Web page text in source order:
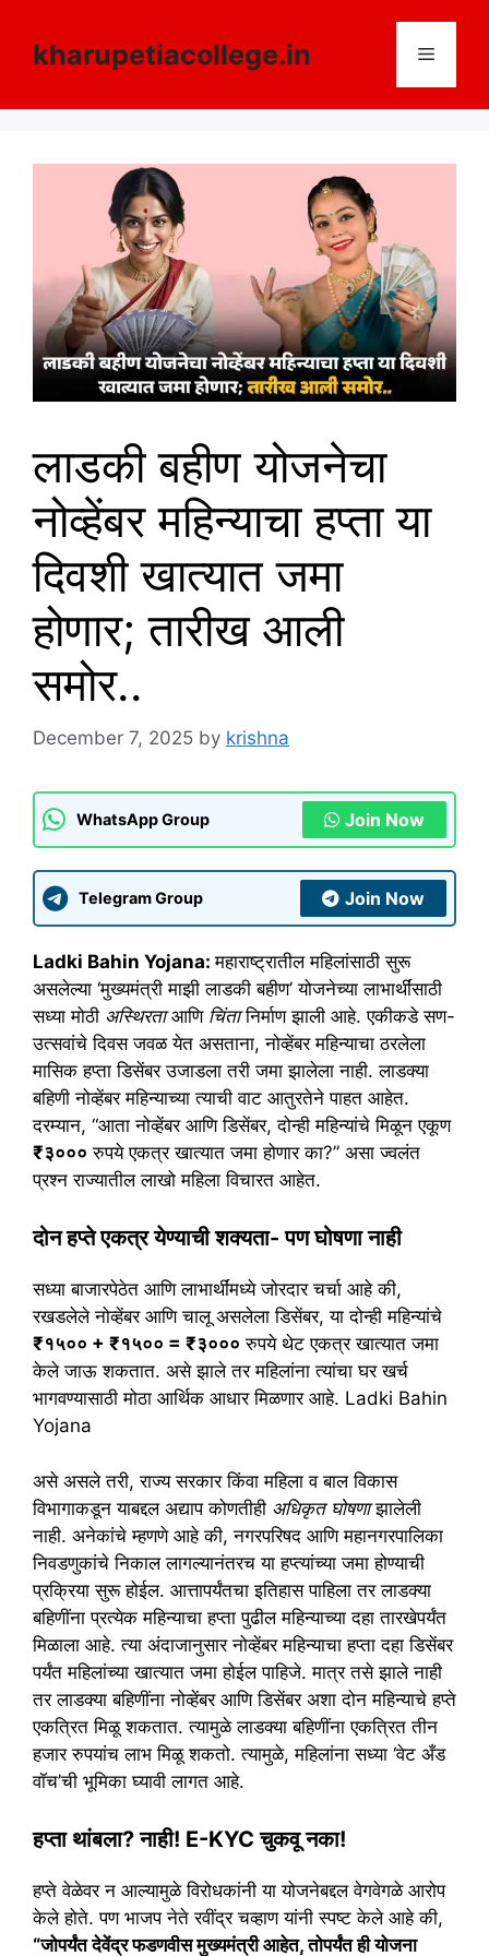
contentkharupetiacollege.in Menu
लाडकी बहीण योजनेचा
नोव्हेंबर महिन्याचा हप्ता या
दिवशी खात्यात जमा
होणार; तारीख आली
समोर..
December 7, 2025 by krishna
WhatsApp Group Join Now
Telegram Group Join Now
Ladki Bahin Yojana:महाराष्ट्रातील महिलांसाठी सुरू
असलेल्या ‘मुख्यमंत्री माझी लाडकी बहीण’ योजनेच्या लाभार्थींसाठी
सध्या मोठी अस्थिरताआणि चिंतानिर्माण झाली आहे. एकीकडे सण-
उत्सवांचे दिवस जवळ येत असताना, नोव्हेंबर महिन्याचा ठरलेला
मासिक हप्ता डिसेंबर उजाडला तरी जमा झालेला नाही. लाडक्या
बहिणी नोव्हेंबर महिन्याच्या त्याची वाट आतुरतेने पाहत आहेत.
दरम्यान, “आता नोव्हेंबर आणि डिसेंबर, दोन्ही महिन्यांचे मिळून एकूण
₹३००० रुपये एकत्र खात्यात जमा होणार का?” असा ज्वलंत
प्रश्न राज्यातील लाखो महिला विचारत आहेत.
​दोन हप्ते एकत्र येण्याची शक्यता- पण घोषणा नाही
​सध्या बाजारपेठेत आणि लाभार्थींमध्ये जोरदार चर्चा आहे की,
रखडलेले नोव्हेंबर आणि चालू असलेला डिसेंबर, या दोन्ही महिन्यांचे
₹१५०० + ₹१५०० = ₹३००० रुपये थेट एकत्र खात्यात जमा
केले जाऊ शकतात. असे झाले तर महिलांना त्यांचा घर खर्च
भागवण्यासाठी मोठा आर्थिक आधार मिळणार आहे. Ladki Bahin
Yojana
असे असले तरी, राज्य सरकार किंवा महिला व बाल विकास
विभागाकडून याबद्दल अद्याप कोणतीही अधिकृत घोषणाझालेली
नाही. अनेकांचे म्हणणे आहे की, नगरपरिषद आणि महानगरपालिका
निवडणुकांचे निकाल लागल्यानंतरच या हप्त्यांच्या जमा होण्याची
प्रक्रिया सुरू होईल. आत्तापर्यंतचा इतिहास पाहिला तर लाडक्या
बहिणींना प्रत्येक महिन्याचा हप्ता पुढील महिन्याच्या दहा तारखेपर्यंत
मिळाला आहे. त्या अंदाजानुसार नोव्हेंबर महिन्याचा हप्ता दहा डिसेंबर
पर्यंत महिलांच्या खात्यात जमा होईल पाहिजे. मात्र तसे झाले नाही
तर लाडक्या बहिणींना नोव्हेंबर आणि डिसेंबर अशा दोन महिन्याचे हप्ते
एकत्रित मिळू शकतात. त्यामुळे लाडक्या बहिणींना एकत्रित तीन
हजार रुपयांच लाभ मिळू शकतो. त्यामुळे, महिलांना सध्या ‘वेट अँड
वॉच’ची भूमिका घ्यावी लागत आहे.
​हप्ता थांबला? नाही! E-KYC चुकवू नका!
​हप्ते वेळेवर न आल्यामुळे विरोधकांनी या योजनेबद्दल वेगवेगळे आरोप
केले होते. पण भाजप नेते रवींद्र चव्हाण यांनी स्पष्ट केले आहे की,
“जोपर्यंत देवेंद्र फडणवीस मुख्यमंत्री आहेत, तोपर्यंत ही योजना